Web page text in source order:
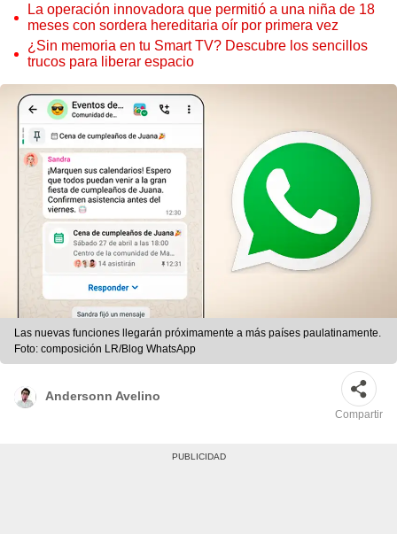
La operación innovadora que permitió a una niña de 18
meses con sordera hereditaria oír por primera vez
¿Sin memoria en tu Smart TV? Descubre los sencillos
trucos para liberar espacio
Las nuevas funciones llegarán próximamente a más países paulatinamente.
Foto: composición LR/Blog WhatsApp
Andersonn Avelino
Compartir